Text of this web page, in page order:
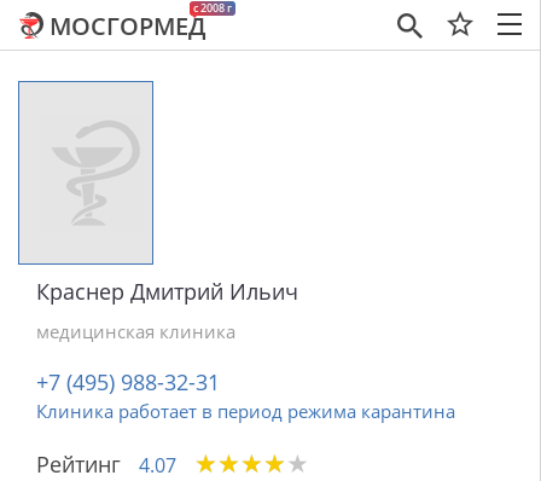
×
c 2008 г
МОСГОРМЕД
Краснер Дмитрий Ильич
медицинская клиника
+7 (495) 988-32-31
Клиника работает в период режима карантина
Рейтинг 4.07 ★★★★★
★★★★★